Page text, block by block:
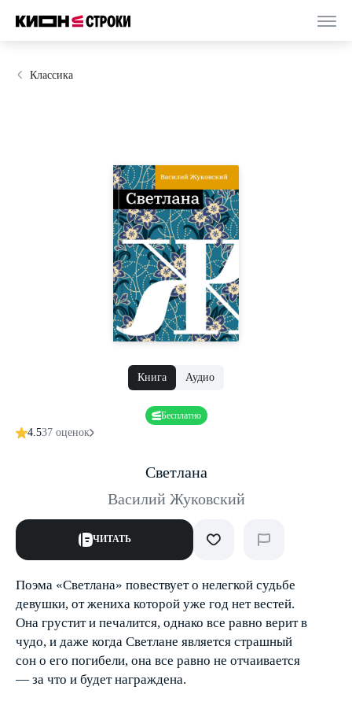
Классика
Книга Аудио
Бесплатно
4.537 оценок
Светлана
Василий Жуковский
ЧИТАТЬ
Поэма «Светлана» повествует о нелегкой судьбе
девушки, от жениха которой уже год нет вестей.
Она грустит и печалится, однако все равно верит в
чудо, и даже когда Светлане является страшный
сон о его погибели, она все равно не отчаивается
— за что и будет награждена.